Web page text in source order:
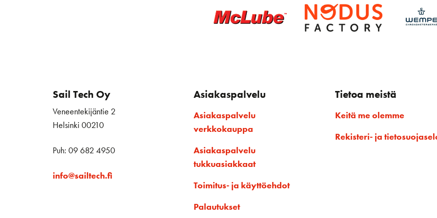
Sail Tech Oy
Veneentekijäntie 2
Helsinki 00210
Puh: 09 682 4950
info@sailtech.fi
Asiakaspalvelu
Asiakaspalvelu
verkkokauppa
Asiakaspalvelu
tukkuasiakkaat
Toimitus- ja käyttöehdot
Palautukset
Tietoa meistä
Keitä me olemme
Rekisteri- ja